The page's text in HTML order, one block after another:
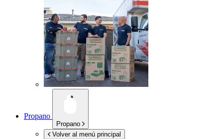
Propano
Propano
Volver al menú principal